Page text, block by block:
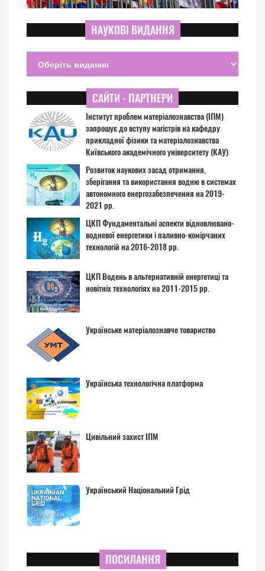
НАУКОВІ ВИДАННЯ
САЙТИ - ПАРТНЕРИ
Інститут проблем матеріалознавства (ІПМ)
запрошує до вступу магістрів на кафедру
прикладної фізики та матеріалознавства
Київського академічного університету (КАУ)
Розвиток наукових засад отримання,
зберігання та використання водню в системах
автономного енергозабезпечення на 2019-
2021 рр.
ЦКП Фундаментальні аспекти відновлювано-
водневої енергетики і паливно-комірчаних
технологій на 2016-2018 рр.
ЦКП Водень в альтернативній енергетиці та
новітніх технологіях на 2011-2015 рр.
Українське матеріалознавче товариство
Українська технологічна платформа
Цивільний захист ІПМ
Український Національний Грід
ПОСИЛАННЯ